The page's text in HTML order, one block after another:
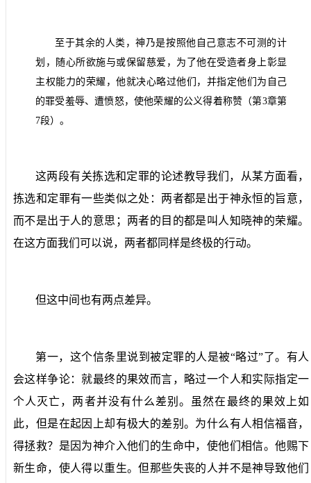
至于其余的人类，神乃是按照他自己意志不可测的计
划，随心所欲施与或保留慈爱，为了他在受造者身上彰显
主权能力的荣耀，他就决心略过他们，并指定他们为自己
的罪受羞辱、遭愤怒，使他荣耀的公义得着称赞（第3章第
7段）。
这两段有关拣选和定罪的论述教导我们，从某方面看，
拣选和定罪有一些类似之处：两者都是出于神永恒的旨意，
而不是出于人的意思；两者的目的都是叫人知晓神的荣耀。
在这方面我们可以说，两者都同样是终极的行动。
但这中间也有两点差异。
第一，这个信条里说到被定罪的人是被“略过”了。有人
会这样争论：就最终的果效而言，略过一个人和实际指定一
个人灭亡，两者并没有什么差别。虽然在最终的果效上如
此，但是在起因上却有极大的差别。为什么有人相信福音，
得拯救？是因为神介入他们的生命中，使他们相信。他赐下
新生命，使人得以重生。但那些失丧的人并不是神导致他们